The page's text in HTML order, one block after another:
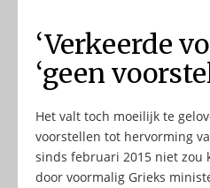
‘Verkeerde
‘geen
Het valt toch moeilijk te
voorstellen tot hervorming
sinds februari 2015 niet zou
door voormalig Grieks